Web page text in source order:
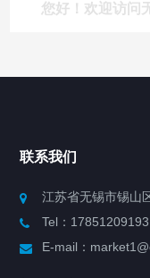
您好！欢迎访问
制冷加热动态控温
联系我们
江苏省无锡市锡山
Tel：17851209193
E-mail：